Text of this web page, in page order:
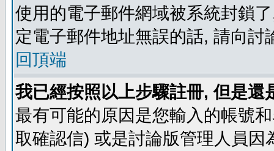
使用的電子郵件網域被系統封鎖
定電子郵件地址無誤的話, 請向
回頂端
我已經按照以上步驟註冊, 但是還
最有可能的原因是您輸入的帳號
取確認信) 或是討論版管理人員